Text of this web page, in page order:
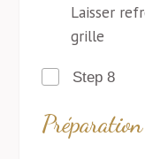
Laisser
grille
Step 8